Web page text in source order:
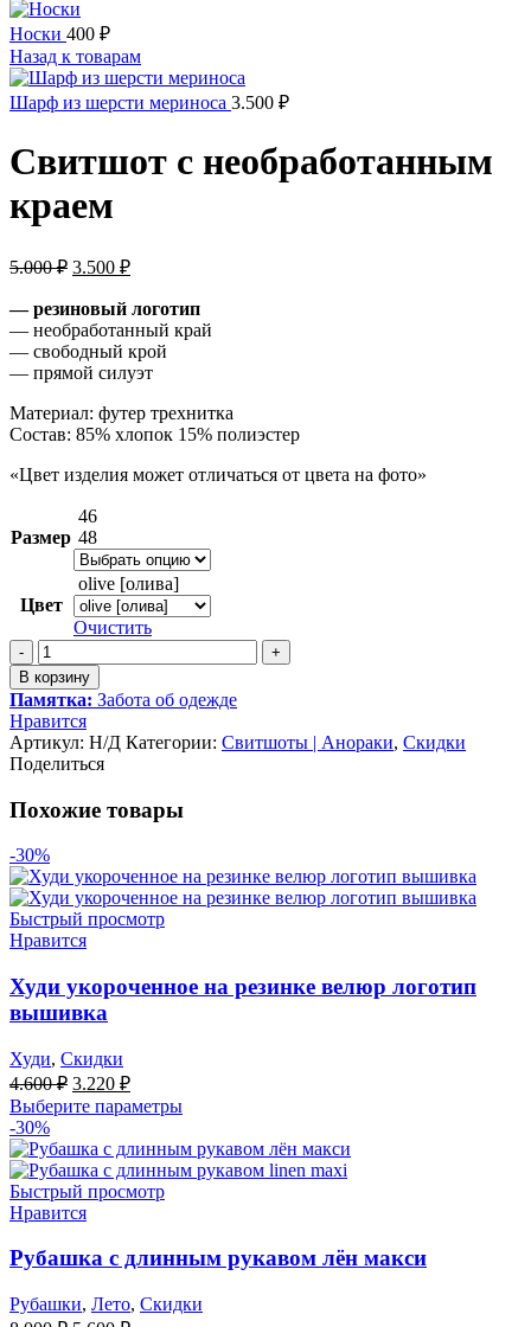
Носки 400 ₽
Назад к товарам
Шарф из шерсти мериноса 3.500 ₽
Свитшот с необработанным
краем
5.000₽ Первоначальная
составляла
5.000 ₽.
3.500 ₽Текущая
3.500 ₽.
— резиновый логотип
— необработанный край
— свободный крой
— прямой силуэт
Материал: футер трехнитка
Состав: 85% хлопок 15% полиэстер
«Цвет изделия может отличаться от цвета на фото»
Размер
46
48
Цвет
olive [олива]
Очистить
Количество
товара
Свитшот
с
необработанным
краем
В корзину
Памятка: Забота об одежде
Нравится
Артикул: Н/Д Категории: Свитшоты | Анораки, Скидки
Поделиться
Похожие товары
-30%
Быстрый просмотр
Нравится
Худи укороченное на резинке велюр логотип
вышивка
Худи, Скидки
4.600₽ Первоначальная
цена
составляла
4.600 ₽.
3.220 ₽Текущая
цена:
Выберите параметры
-30%
Быстрый просмотр
Нравится
Рубашка с длинным рукавом лён макси
Рубашки, Лето, Скидки